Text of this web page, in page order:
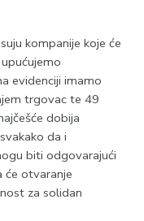
kompanije koje će
evidenciji imamo
trgovac te 49
dobija
da i
biti odgovarajući
će otvaranje
za solidan